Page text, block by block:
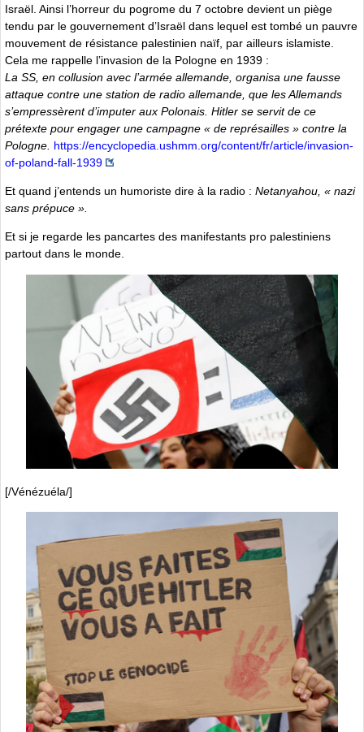
Israël. Ainsi l’horreur du pogrome du 7 octobre devient un piège
tendu par le gouvernement d’Israël dans lequel est tombé un pauvre
mouvement de résistance palestinien naïf, par ailleurs islamiste.
Cela me rappelle l’invasion de la Pologne en 1939 :
La SS, en collusion avec l’armée allemande, organisa une fausse
attaque contre une station de radio allemande, que les Allemands
s’empressèrent d’imputer aux Polonais. Hitler se servit de ce
prétexte pour engager une campagne « de représailles » contre la
Pologne. https://encyclopedia.ushmm.org/content/fr/article/invasion-
of-poland-fall-1939
Et quand j’entends un humoriste dire à la radio : Netanyahou, « nazi
sans prépuce ».
Et si je regarde les pancartes des manifestants pro palestiniens
partout dans le monde.
[/Vénézuéla/]